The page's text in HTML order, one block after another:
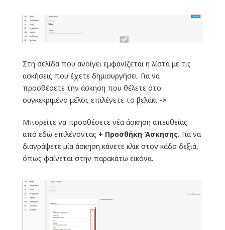
Στη σελίδα που ανοίγει εμφανίζεται η λίστα με τις
ασκήσεις που έχετε δημιουργήσει. Για να
προσθέσετε την άσκηση που θέλετε στο
συγκεκριμένο μέλος επιλέγετε το βελάκι ->
Μπορείτε να προσθέσετε νέα άσκηση απευθείας
από εδώ επιλέγοντας + Προσθήκη Άσκησης. Για να
διαγράψετε μία άσκηση κάνετε κλικ στον κάδο δεξιά,
όπως φαίνεται στην παρακάτω εικόνα.